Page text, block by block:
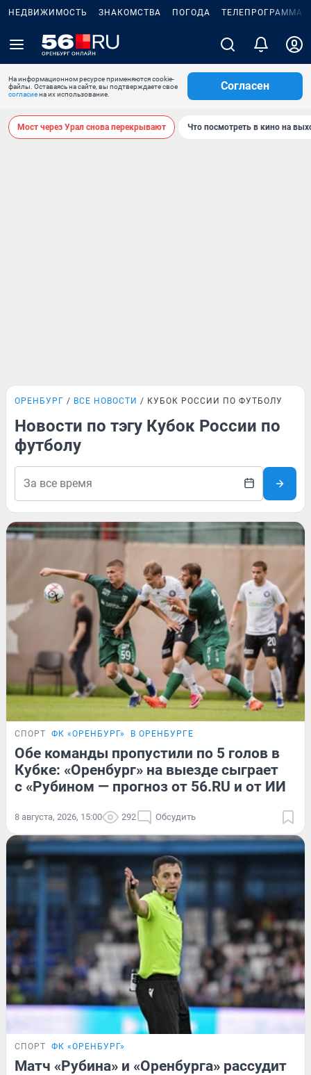
НЕДВИЖИМОСТЬ ЗНАКОМСТВА ПОГОДА ТЕЛЕПРОГРАММА
На информационном ресурсе применяются cookie-
файлы. Оставаясь на сайте, вы подтверждаете свое
согласиена их использование.
Согласен
Мост через Урал снова перекрывают Что посмотреть в кино на
ОРЕНБУРГ ВСЕ НОВОСТИ КУБОК РОССИИ ПО ФУТБОЛУ
Новости по тэгу Кубок России по
футболу
СПОРТ ФК «ОРЕНБУРГ» В ОРЕНБУРГЕ
Обе команды пропустили по 5 голов в
Кубке: «Оренбург» на выезде сыграет
с «Рубином — прогноз от 56.RU и от ИИ
8 августа, 2026, 15:00 292 Обсудить
СПОРТ ФК «ОРЕНБУРГ»
Матч «Рубина» и «Оренбурга» рассудит